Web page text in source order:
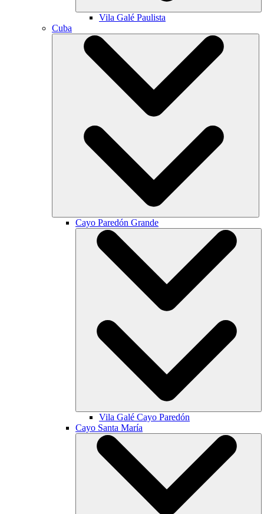
Vila Galé Paulista
Cuba
Cayo Paredón Grande
Vila Galé Cayo Paredón
Cayo Santa María